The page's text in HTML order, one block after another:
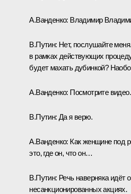
А.Ванденко: Владимир
В.Путин: Нет, послушайте
в рамках действующих
будет махать дубинкой?
А.Ванденко: Посмотрите видео.
В.Путин: Да я верю.
А.Ванденко: Как женщине под
это, где он, что он…
В.Путин: Речь наверняка идёт
несанкционированных акциях.